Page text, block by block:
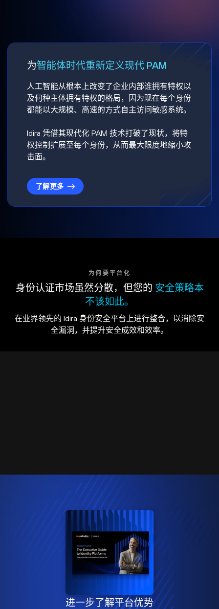
为智能体时代重新定义现代 PAM
人工智能从根本上改变了企业内部谁拥有特权以
及何种主体拥有特权的格局，因为现在每个身份
都能以大规模、高速的方式自主访问敏感系统。
Idira 凭借其现代化 PAM 技术打破了现状，将特
权控制扩展至每个身份，从而最大限度地缩小攻
击面。
了解更多
为何要平台化
身份认证市场虽然分散，但您的 安全策略本
不该如此。
在业界领先的 Idira 身份安全平台上进行整合，以消除安
全漏洞，并提升安全成效和效率。
进一步了解平台优势